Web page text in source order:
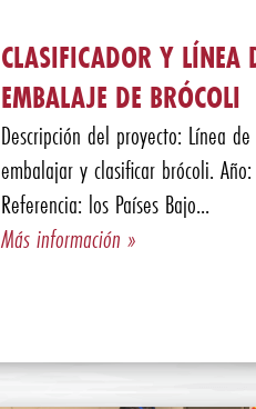
CLASIFICADOR Y LÍNEA
EMBALAJE DE BRÓCOLI
Descripción del proyecto: Línea
embalajar y clasificar brócoli.
Referencia: los Países Bajo...
Más información »